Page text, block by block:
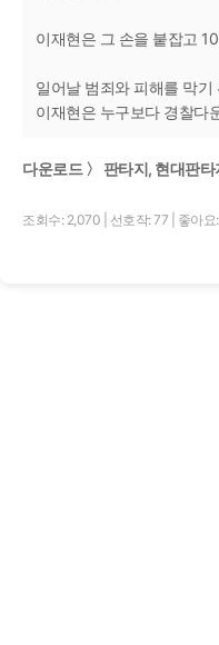
이재현은 그 손을 붙잡고
일어날 범죄와 피해를 막기
이재현은 누구보다 경찰다
다운로드 〉 판타지, 현대판타
조회수: 2,070 선호작: 77 좋아요